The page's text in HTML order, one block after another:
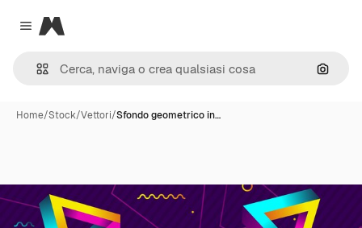
Close menu
Magnific
Cerca
Home/Stock/Vettori/Sfondo geometrico in…